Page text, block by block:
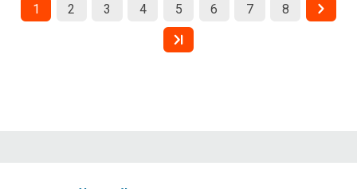
1 2 3 4 5 6 7 8